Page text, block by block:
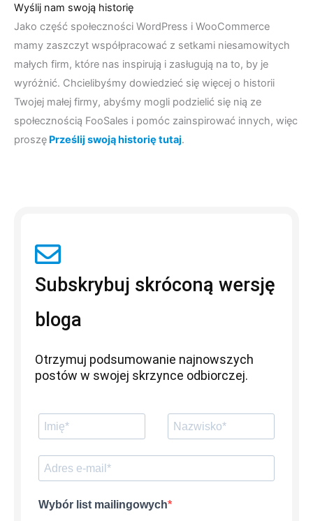
Wyślij nam swoją historię
Jako część społeczności WordPress i WooCommerce
mamy zaszczyt współpracować z setkami niesamowitych
małych firm, które nas inspirują i zasługują na to, by je
wyróżnić. Chcielibyśmy dowiedzieć się więcej o historii
Twojej małej firmy, abyśmy mogli podzielić się nią ze
społecznością FooSales i pomóc zainspirować innych, więc
proszę Prześlij swoją historię tutaj.
Subskrybuj skróconą wersję
bloga
Otrzymuj podsumowanie najnowszych
postów w swojej skrzynce odbiorczej.
Wybór list mailingowych